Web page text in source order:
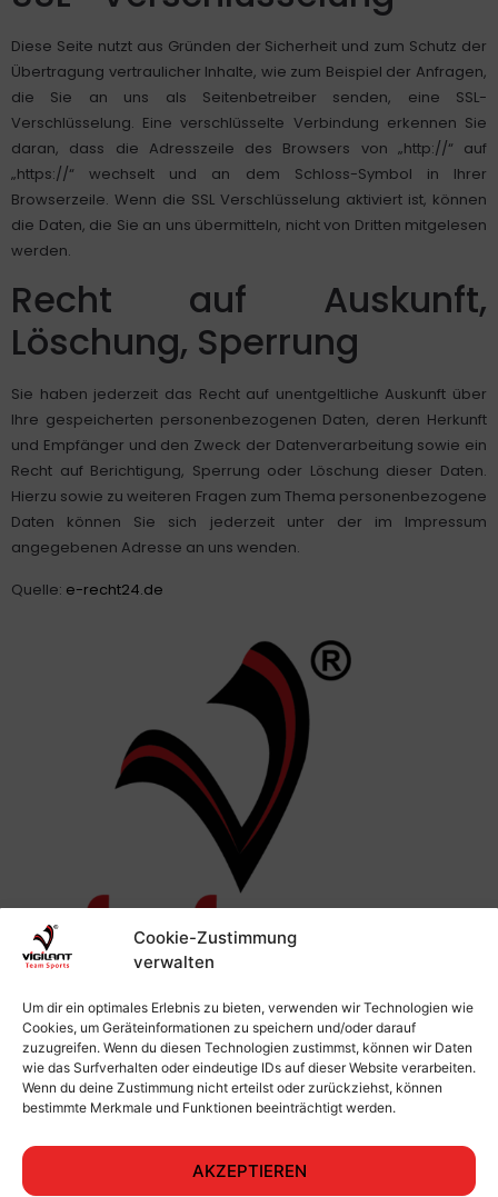
Cookie-Zustimmung
verwalten
Um dir ein optimales Erlebnis zu bieten, verwenden wir Technologien wie
Cookies, um Geräteinformationen zu speichern und/oder darauf
zuzugreifen. Wenn du diesen Technologien zustimmst, können wir Daten
wie das Surfverhalten oder eindeutige IDs auf dieser Website verarbeiten.
Wenn du deine Zustimmung nicht erteilst oder zurückziehst, können
bestimmte Merkmale und Funktionen beeinträchtigt werden.
AKZEPTIEREN
Diese Seite nutzt aus Gründen der Sicherheit und zum Schutz der
Übertragung vertraulicher Inhalte, wie zum Beispiel der Anfragen,
die Sie an uns als Seitenbetreiber senden, eine SSL-
Verschlüsselung. Eine verschlüsselte Verbindung erkennen Sie
daran, dass die Adresszeile des Browsers von „http://“ auf
„https://“ wechselt und an dem Schloss-Symbol in Ihrer
Browserzeile. Wenn die SSL Verschlüsselung aktiviert ist, können
die Daten, die Sie an uns übermitteln, nicht von Dritten mitgelesen
werden.
Recht auf Auskunft,
Löschung, Sperrung
Sie haben jederzeit das Recht auf unentgeltliche Auskunft über
Ihre gespeicherten personenbezogenen Daten, deren Herkunft
und Empfänger und den Zweck der Datenverarbeitung sowie ein
Recht auf Berichtigung, Sperrung oder Löschung dieser Daten.
Hierzu sowie zu weiteren Fragen zum Thema personenbezogene
Daten können Sie sich jederzeit unter der im Impressum
angegebenen Adresse an uns wenden.
Quelle: e-recht24.de